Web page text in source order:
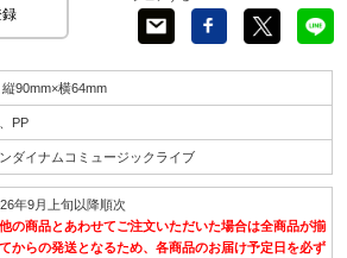
録
縦90mm×横64mm
PP
ダイナムコミュージックライブ
年9月上旬以降順次
の商品とあわせてご注文いただいた場合は全商品が揃
からの発送となるため、各商品のお届け予定日を必ず